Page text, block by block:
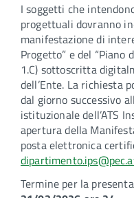
I soggetti che
progettuali dovranno
manifestazione di
Progetto” e del “Piano
1.C) sottoscritta
dell’Ente. La richiesta
dal giorno successivo
istituzionale dell’ATS
apertura della
posta elettronica
Termine per la